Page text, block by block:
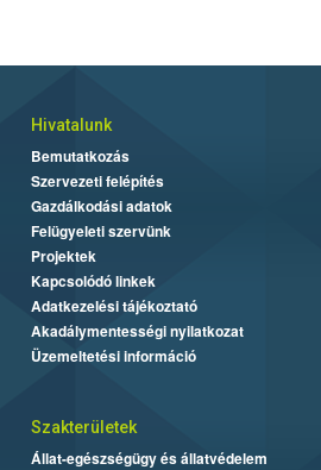
Hivatalunk
Bemutatkozás
Szervezeti felépítés
Gazdálkodási adatok
Felügyeleti szervünk
Projektek
Kapcsolódó linkek
Adatkezelési tájékoztató
Akadálymentességi nyilatkozat
Üzemeltetési információ
Szakterületek
Állat-egészségügy és állatvédelem